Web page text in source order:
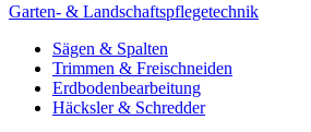
Garten- & Landschaftspflegetechnik
Sägen & Spalten
Trimmen & Freischneiden
Erdbodenbearbeitung
Häcksler & Schredder